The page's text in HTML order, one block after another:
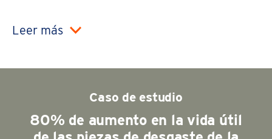
Leer más
Caso de estudio
80% de aumento en la vida útil